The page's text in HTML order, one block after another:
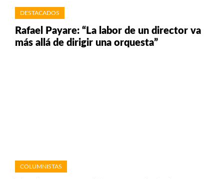
DESTACADOS
Rafael Payare: “La labor de un director va
más allá de dirigir una orquesta”
COLUMNISTAS